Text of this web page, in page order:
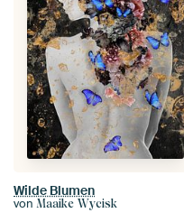
Wilde Blumen
von Maaike Wycisk